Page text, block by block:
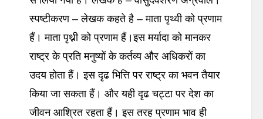
स्पष्टीकरण – लेखक कहते है – माता पृथ्वी को प्रणाम
हैं। माता पृथ्नी को प्रणाम हैं।इस मर्यादा को मानकर
राष्ट्र के प्रति मनुष्यों के कर्तव्य और अधिकरों का
उदय होता हैं। इस दृढ भित्ति पर राष्ट्र का भवन तैयार
किया जा सकता हैं। और यही दृढ चट्टा पर देश का
जीवन आश्रित रहता हैं। इस तरह प्रणाम भाव ही